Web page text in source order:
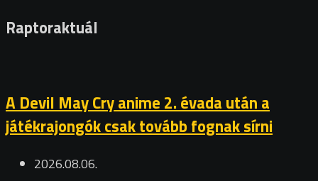
Raptoraktuál
A Devil May Cry anime 2. évada után a
játékrajongók csak tovább fognak sírni
2026.08.06.